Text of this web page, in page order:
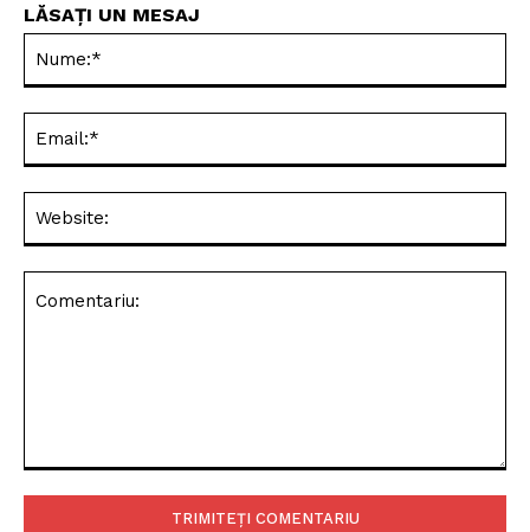
LĂSAȚI UN MESAJ